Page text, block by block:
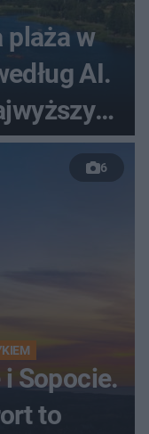
plaża w
AI.
6
Sopocie.
to